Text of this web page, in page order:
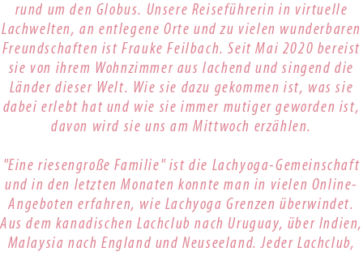
rund um den Globus. Unsere Reiseführerin in virtuelle
Lachwelten, an entlegene Orte und zu vielen wunderbaren
Freundschaften ist Frauke Feilbach. Seit Mai 2020 bereist
sie von ihrem Wohnzimmer aus lachend und singend die
Länder dieser Welt. Wie sie dazu gekommen ist, was sie
dabei erlebt hat und wie sie immer mutiger geworden ist,
davon wird sie uns am Mittwoch erzählen.
"Eine riesengroße Familie" ist die Lachyoga-Gemeinschaft
und in den letzten Monaten konnte man in vielen Online-
Angeboten erfahren, wie Lachyoga Grenzen überwindet.
Aus dem kanadischen Lachclub nach Uruguay, über Indien,
Malaysia nach England und Neuseeland. Jeder Lachclub,